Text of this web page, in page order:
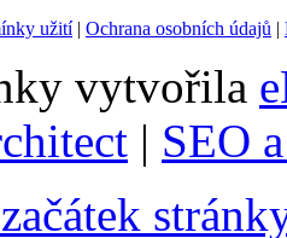
užití| Ochrana osobních údajů |
vytvořila
| SEO